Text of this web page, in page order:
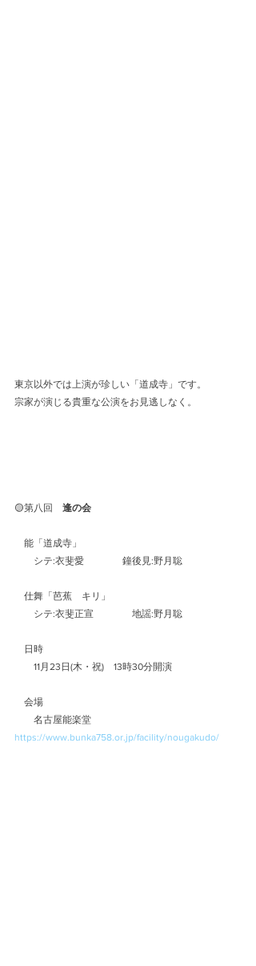
東京以外では上演が珍しい「道成寺」です。
宗家が演じる貴重な公演をお見逃しなく。
🟡第八回 逢の会
能「道成寺」
シテ:衣斐愛　　　　鐘後見:野月聡
仕舞「芭蕉　キリ」
シテ:衣斐正宣　　　　地謡:野月聡
日時
11月23日(木・祝)　13時30分開演
会場
名古屋能楽堂
https://www.bunka758.or.jp/facility/nougakudo/